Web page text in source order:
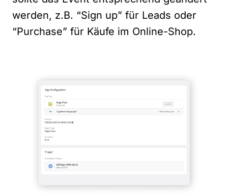
werden, z.B. “Sign up” für Leads oder
“Purchase” für Käufe im Online-Shop.